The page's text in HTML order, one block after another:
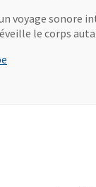
un voyage
le corps
, Ouvre une